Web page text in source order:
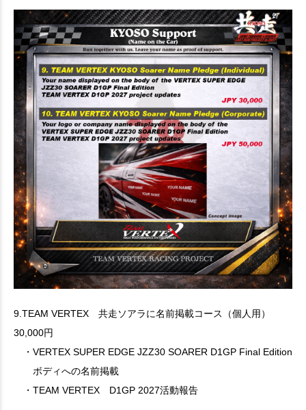
9.TEAM VERTEX 共走ソアラに名前掲載コース（個人用）
30,000円
・VERTEX SUPER EDGE JZZ30 SOARER D1GP Final Edition
ボディへの名前掲載
・TEAM VERTEX D1GP 2027活動報告